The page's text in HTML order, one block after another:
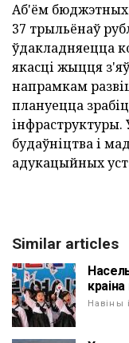
Аб'ём бюджэтных
37 трыльёнаў
ўдакладняецца
якасці жыцця
напрамкам
плануецца
інфраструктуры.
будаўніцтва і
адукацыйных
Similar articles
Навіны